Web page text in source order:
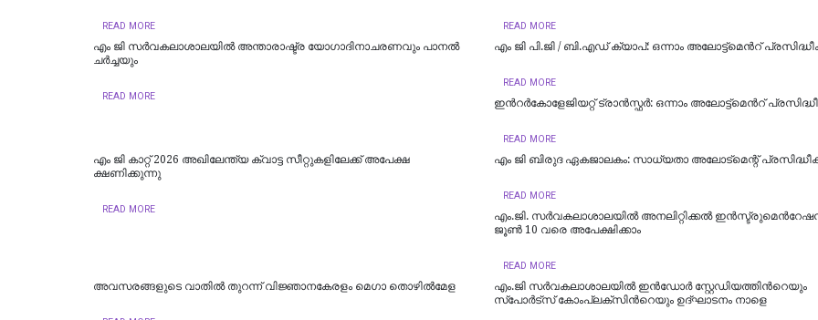
READ MORE READ MORE
എം ജി സർവകലാശാലയിൽ അന്താരാഷ്ട്ര യോഗാദിനാചരണവും പാനൽ
ച‍ർച്ചയും
READ MORE
എം ജി പി.ജി / ബി.എഡ് ക്യാപ്: ഒന്നാം അലോട്ട്മെന്‍റ്
READ MORE
ഇന്‍റര്‍കോളേജിയറ്റ് ട്രാന്‍സ്ഫര്‍: ഒന്നാം അലോട്ട്മെന്‍റ്
READ MORE
എം ജി കാറ്റ് 2026 അഖിലേന്ത്യ ക്വാട്ട സീറ്റുകളിലേക്ക് അപേക്ഷ
ക്ഷണിക്കുന്നു
READ MORE
എം ജി ബിരുദ ഏകജാലകം: സാധ്യതാ അലോട്‌മെന്റ്
READ MORE
എം.ജി. സര്‍വകലാശാലയില്‍ അനലിറ്റിക്കല്‍
ജൂണ്‍ 10 വരെ അപേക്ഷിക്കാം
READ MORE
അവസരങ്ങളുടെ വാതില്‍ തുറന്ന് വിജ്ഞാനകേരളം മെഗാ തൊഴില്‍മേള
എം.ജി സർവകലാശാലയിൽ ഇൻഡോർ സ്റ്റേഡിയത്തിന്‍റെയും
സ്‌പോർട്‌സ് കോംപ്ലക്‌സിന്‍റെയും ഉദ്ഘാടനം നാളെ